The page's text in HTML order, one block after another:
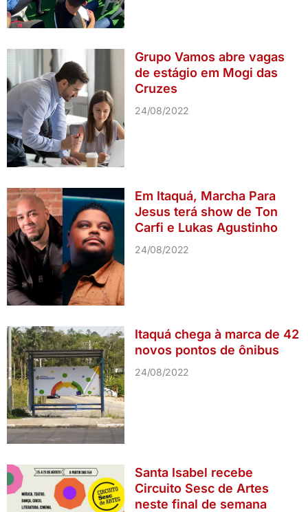
Grupo Vamos abre vagas
de estágio em Mogi das
Cruzes
24/08/2022
Em Itaquá, Marcha Para
Jesus terá show de Ton
Carfi e Lukas Agustinho
24/08/2022
Itaquá chega à marca de 42
novos pontos de ônibus
24/08/2022
Santa Isabel recebe
Circuito Sesc de Artes
neste final de semana